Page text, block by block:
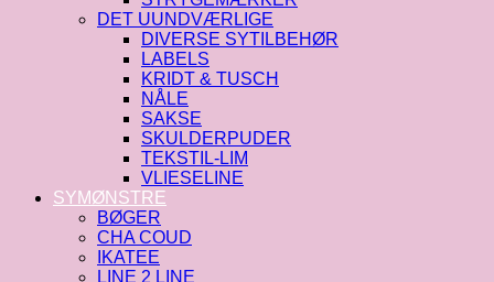
DET UUNDVÆRLIGE
DIVERSE SYTILBEHØR
LABELS
KRIDT & TUSCH
NÅLE
SAKSE
SKULDERPUDER
TEKSTIL-LIM
VLIESELINE
SYMØNSTRE
BØGER
CHA COUD
IKATEE
LINE 2 LINE